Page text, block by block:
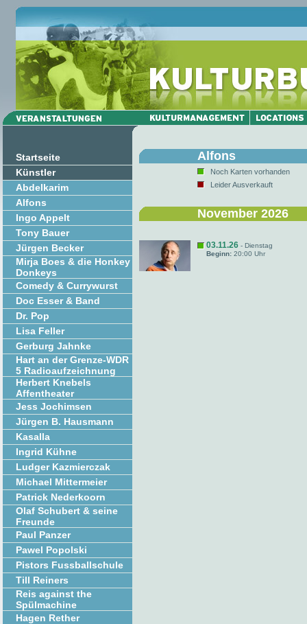
Startseite
Künstler
Abdelkarim
Alfons
Ingo Appelt
Tony Bauer
Jürgen Becker
Mirja Boes & die Honkey
Donkeys
Comedy & Currywurst
Doc Esser & Band
Dr. Pop
Lisa Feller
Gerburg Jahnke
Hart an der Grenze-WDR
5 Radioaufzeichnung
Herbert Knebels
Affentheater
Jess Jochimsen
Jürgen B. Hausmann
Kasalla
Ingrid Kühne
Ludger Kazmierczak
Michael Mittermeier
Patrick Nederkoorn
Olaf Schubert & seine
Freunde
Paul Panzer
Pawel Popolski
Pistors Fussballschule
Till Reiners
Reis against the
Spülmachine
Hagen Rether
Alfons
Noch Karten vorhanden
Leider Ausverkauft
November 2026
03.11.26 - Dienstag
Beginn: 20:00 Uhr